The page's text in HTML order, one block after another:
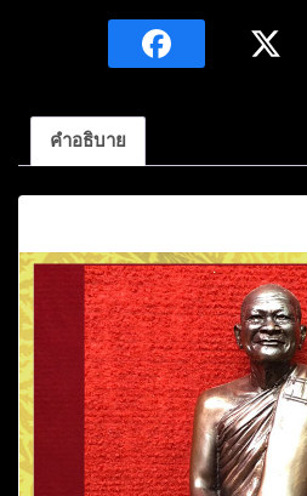
จิณโณ
แรก
อายุ
วัฒนะ
มงคล72พรรษา
เนื้อ
โลหะ
ปี2557
วัด
ป่า
คำอธิบาย